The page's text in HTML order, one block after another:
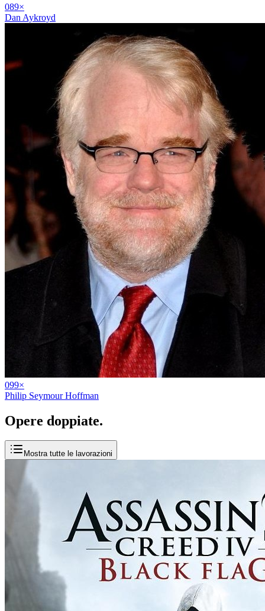
089×
Dan Aykroyd
099×
Philip Seymour Hoffman
Opere doppiate.
Mostra tutte le lavorazioni